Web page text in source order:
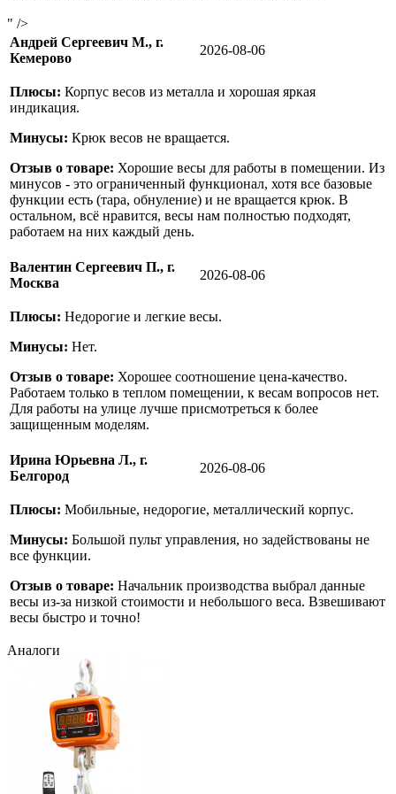
" />
Андрей Сергеевич М., г.
Кемерово
2026-08-06
Плюсы: Корпус весов из металла и хорошая яркая
индикация.
Минусы: Крюк весов не вращается.
Отзыв о товаре: Хорошие весы для работы в помещении. Из
минусов - это ограниченный функционал, хотя все базовые
функции есть (тара, обнуление) и не вращается крюк. В
остальном, всё нравится, весы нам полностью подходят,
работаем на них каждый день.
Валентин Сергеевич П., г.
Москва
2026-08-06
Плюсы: Недорогие и легкие весы.
Минусы: Нет.
Отзыв о товаре: Хорошее соотношение цена-качество.
Работаем только в теплом помещении, к весам вопросов нет.
Для работы на улице лучше присмотреться к более
защищенным моделям.
Ирина Юрьевна Л., г.
Белгород
2026-08-06
Плюсы: Мобильные, недорогие, металлический корпус.
Минусы: Большой пульт управления, но задействованы не
все функции.
Отзыв о товаре: Начальник производства выбрал данные
весы из-за низкой стоимости и небольшого веса. Взвешивают
весы быстро и точно!
Аналоги